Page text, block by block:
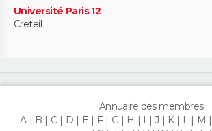
Université Paris 12
Creteil
Annuaire des membres :
A
B C D E F G H I J K L M